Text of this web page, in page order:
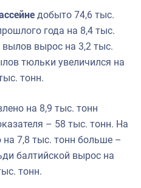
добыто 74,6 тыс.
года на 8,4 тыс.
вырос на 3,2 тыс.
тюльки увеличился на
тонн.
на 8,9 тыс. тонн
– 58 тыс. тонн. На
7,8 тыс. тонн больше –
балтийской вырос на
тонн.